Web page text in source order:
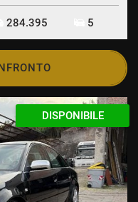
284.395 5
DISPONIBILE